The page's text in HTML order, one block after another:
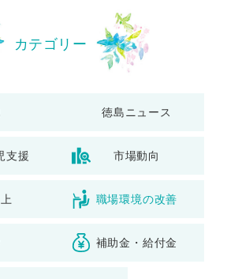
カテゴリー
徳島ニュース
支援 市場動向
職場環境の改善
補助金・給付金